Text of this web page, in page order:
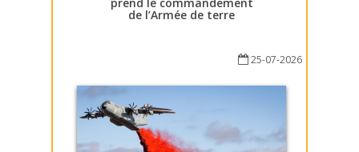
de l’Armée de terre
25-07-2026